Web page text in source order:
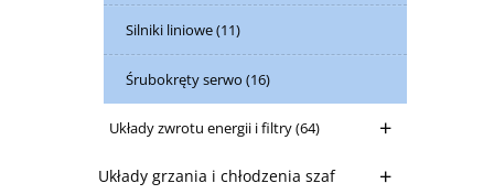
Silniki liniowe(11)
Śrubokręty serwo (16)
Układy zwrotu energii i filtry(64)
Układy grzania i chłodzenia szaf